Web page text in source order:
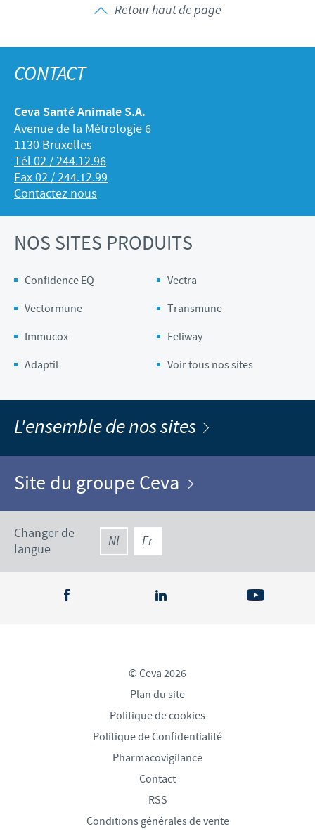
Retour haut de page
CONTACT
Ceva Santé Animale S.A.
Avenue de la Métrologie 6
1130 Bruxelles
Tél 02 / 244.12.96
Fax 02 / 244.12.99
Contactez nous
NOS SITES PRODUITS
Confidence EQ
Vectra
Vectormune
Transmune
Immucox
Feliway
Adaptil
Voir tous nos sites
L'ensemble de nos sites
Site du groupe Ceva
Changer de
langue
Nl Fr
© Ceva 2026
Plan du site
Politique de cookies
Politique de Confidentialité
Pharmacovigilance
Contact
RSS
Conditions générales de vente